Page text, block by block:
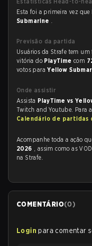
Esta foi a primeira vez que
Submarine .
Previsão da partida
Usuários da Strafe tem
vitória do PlayTimecom
votos paraYellow
Onde assistir
Assista PlayTime vs
Twitch and Youtube. Para
Calendário de partidas
Acompanhe toda a ação
2026 , assim como as
na Strafe.
COMENTÁRIO(0)
Login para comentar